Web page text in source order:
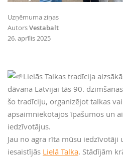
Uzņēmuma ziņas
AutorsVestabalt
26. aprīlis 2025
Lielās Talkas tradīcija
dāvana Latvijai tās 90.
šo tradīciju, organizējot talkas
apsaimniekotajos īpašumos un
iedzīvotājus.
Jau no agra rīta mūsu iedzīvotāji
iesaistījās Lielā Talka. Stādījām